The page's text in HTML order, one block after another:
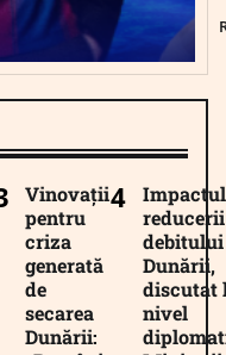
Vinovații
pentru
criza
generată
de
secarea
Dunării:
Impactul
reducerii
debitului
Dunării,
discutat
nivel